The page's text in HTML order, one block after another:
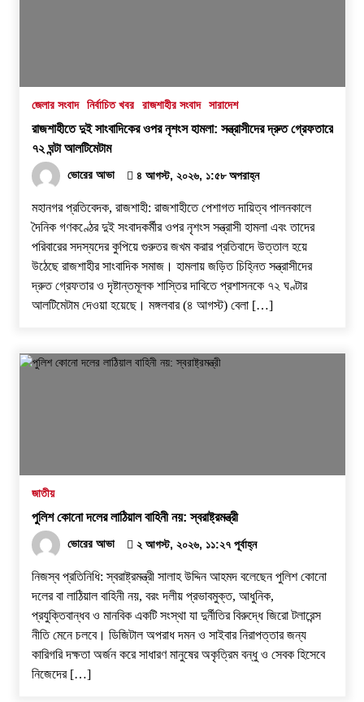
জেলার সংবাদ নির্বাচিত খবর রাজশাহীর সংবাদ সারাদেশ
রাজশাহীতে দুই সাংবাদিকের ওপর নৃশংস হামলা: সন্ত্রাসীদের দ্রুত গ্রেফতারে
৭২ ঘন্টা আলটিমেটাম
ভোরের আভা ৪ আগস্ট, ২০২৬, ১:৫৮ অপরাহ্ন
​মহানগর প্রতিবেদক, রাজশাহী: রাজশাহীতে পেশাগত দায়িত্ব পালনকালে
দৈনিক গণকণ্ঠের দুই সংবাদকর্মীর ওপর নৃশংস সন্ত্রাসী হামলা এবং তাদের
পরিবারের সদস্যদের কুপিয়ে গুরুতর জখম করার প্রতিবাদে উত্তাল হয়ে
উঠেছে রাজশাহীর সাংবাদিক সমাজ। হামলায় জড়িত চিহ্নিত সন্ত্রাসীদের
দ্রুত গ্রেফতার ও দৃষ্টান্তমূলক শাস্তির দাবিতে প্রশাসনকে ৭২ ঘণ্টার
আলটিমেটাম দেওয়া হয়েছে। ​মঙ্গলবার (৪ আগস্ট) বেলা […]
জাতীয়
পুলিশ কোনো দলের লাঠিয়াল বাহিনী নয়: স্বরাষ্ট্রমন্ত্রী
ভোরের আভা ২ আগস্ট, ২০২৬, ১১:২৭ পূর্বাহ্ন
নিজস্ব প্রতিনিধি: স্বরাষ্ট্রমন্ত্রী সালাহ উদ্দিন আহমদ বলেছেন পুলিশ কোনো
দলের বা লাঠিয়াল বাহিনী নয়, বরং দলীয় প্রভাবমুক্ত, আধুনিক,
প্রযুক্তিবান্ধব ও মানবিক একটি সংস্থা যা দুর্নীতির বিরুদ্ধে জিরো টলারেন্স
নীতি মেনে চলবে। ডিজিটাল অপরাধ দমন ও সাইবার নিরাপত্তার জন্য
কারিগরি দক্ষতা অর্জন করে সাধারণ মানুষের অকৃত্রিম বন্ধু ও সেবক হিসেবে
নিজেদের […]